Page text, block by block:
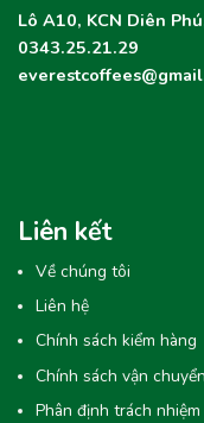
Lô A10, KCN Diên
0343.25.21.29
Liên kết
Về chúng tôi
Liên hệ
Chính sách kiểm hàng
Chính sách vận chuyển
Phân định trách